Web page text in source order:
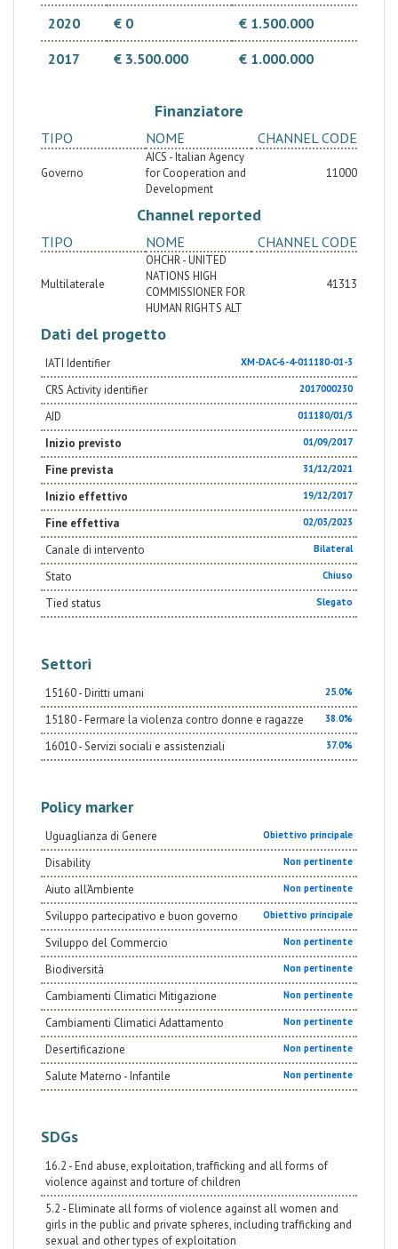
2020
€ 0
€ 1.500.000
2017
€ 3.500.000 € 1.000.000
Finanziatore
TIPO NOME CHANNEL CODE
Governo
AICS - Italian Agency
for Cooperation and
Development
11000
Channel reported
TIPO NOME CHANNEL CODE
Multilaterale
OHCHR - UNITED
NATIONS HIGH
COMMISSIONER FOR
HUMAN RIGHTS ALT
41313
Dati del progetto
IATI Identifier XM-DAC-6-4-011180-01-3
CRS Activity identifier 2017000230
AID 011180/01/3
Inizio previsto 01/09/2017
Fine prevista 31/12/2021
Inizio effettivo 19/12/2017
Fine effettiva 02/03/2023
Canale di intervento Bilateral
Stato Chiuso
Tied status Slegato
Settori
15160 - Diritti umani 25.0%
15180 - Fermare la violenza contro donne e ragazze 38.0%
16010 - Servizi sociali e assistenziali 37.0%
Policy marker
Uguaglianza di Genere Obiettivo principale
Disability Non pertinente
Aiuto all’Ambiente Non pertinente
Sviluppo partecipativo e buon governo Obiettivo principale
Sviluppo del Commercio Non pertinente
Biodiversità Non pertinente
Cambiamenti Climatici Mitigazione Non pertinente
Cambiamenti Climatici Adattamento Non pertinente
Desertificazione Non pertinente
Salute Materno - Infantile Non pertinente
SDGs
16.2 - End abuse, exploitation, trafficking and all forms of
violence against and torture of children
5.2 - Eliminate all forms of violence against all women and
girls in the public and private spheres, including trafficking and
sexual and other types of exploitation